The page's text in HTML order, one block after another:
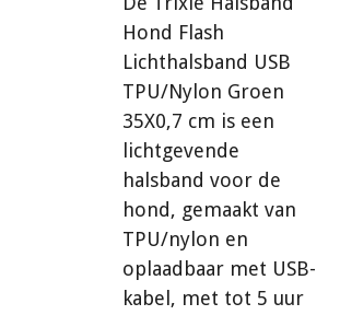
Hond Flash
Lichthalsband USB
TPU/Nylon Groen
35X0,7 cm is een
lichtgevende
halsband voor de
hond, gemaakt van
TPU/nylon en
oplaadbaar met USB-
kabel, met tot 5 uur